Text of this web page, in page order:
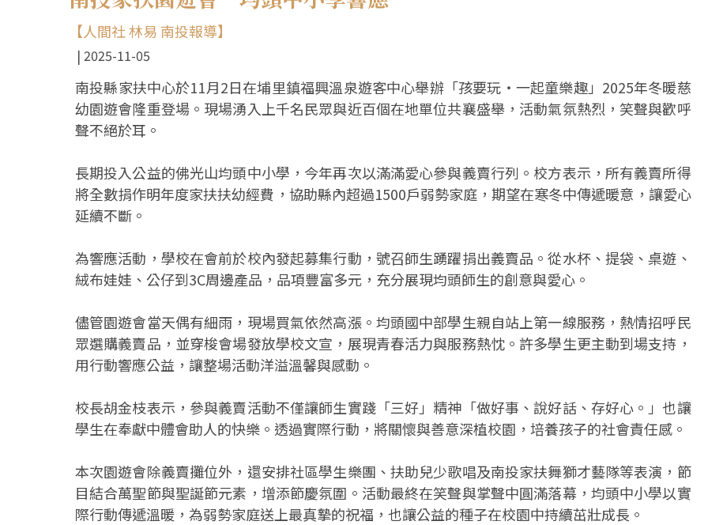
【人間社 林易 南投報導】
2025-11-05
南投縣家扶中心於11月2日在埔里鎮福興溫泉遊客中心舉辦「孩要玩‧一起童樂趣」2025年冬暖慈
幼園遊會隆重登場。現場湧入上千名民眾與近百個在地單位共襄盛舉，活動氣氛熱烈，笑聲與歡呼
聲不絕於耳。
長期投入公益的佛光山均頭中小學，今年再次以滿滿愛心參與義賣行列。校方表示，所有義賣所得
將全數捐作明年度家扶扶幼經費，協助縣內超過1500戶弱勢家庭，期望在寒冬中傳遞暖意，讓愛心
延續不斷。
為響應活動，學校在會前於校內發起募集行動，號召師生踴躍捐出義賣品。從水杯、提袋、桌遊、
絨布娃娃、公仔到3C周邊產品，品項豐富多元，充分展現均頭師生的創意與愛心。
儘管園遊會當天偶有細雨，現場買氣依然高漲。均頭國中部學生親自站上第一線服務，熱情招呼民
眾選購義賣品，並穿梭會場發放學校文宣，展現青春活力與服務熱忱。許多學生更主動到場支持，
用行動響應公益，讓整場活動洋溢溫馨與感動。
校長胡金枝表示，參與義賣活動不僅讓師生實踐「三好」精神「做好事、說好話、存好心。」也讓
學生在奉獻中體會助人的快樂。透過實際行動，將關懷與善意深植校園，培養孩子的社會責任感。
本次園遊會除義賣攤位外，還安排社區學生樂團、扶助兒少歌唱及南投家扶舞獅才藝隊等表演，節
目結合萬聖節與聖誕節元素，增添節慶氛圍。活動最終在笑聲與掌聲中圓滿落幕，均頭中小學以實
際行動傳遞溫暖，為弱勢家庭送上最真摯的祝福，也讓公益的種子在校園中持續茁壯成長。